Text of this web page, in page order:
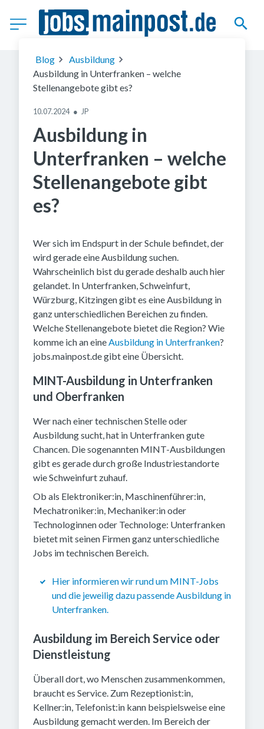
(c) Getty Images
Blog
Ausbildung
Ausbildung in Unterfranken – welche
Stellenangebote gibt es?
10.07.2024 ● JP
Ausbildung in
Unterfranken – welche
Stellenangebote gibt
es?
Wer sich im Endspurt in der Schule befindet, der
wird gerade eine Ausbildung suchen.
Wahrscheinlich bist du gerade deshalb auch hier
gelandet. In Unterfranken, Schweinfurt,
Würzburg, Kitzingen gibt es eine Ausbildung in
ganz unterschiedlichen Bereichen zu finden.
Welche Stellenangebote bietet die Region? Wie
komme ich an eineAusbildung in Unterfranken?
jobs.mainpost.de gibt eine Übersicht.
MINT-Ausbildung in Unterfranken
und Oberfranken
Wer nach einer technischen Stelle oder
Ausbildung sucht, hat in Unterfranken gute
Chancen. Die sogenannten MINT-Ausbildungen
gibt es gerade durch große Industriestandorte
wie Schweinfurt zuhauf.
Ob als Elektroniker:in, Maschinenführer:in,
Mechatroniker:in, Mechaniker:in oder
Technologinnen oder Technologe: Unterfranken
bietet mit seinen Firmen ganz unterschiedliche
Jobs im technischen Bereich.
Hier informieren wir rund um MINT-Jobs
und die jeweilig dazu passende Ausbildung in
Unterfranken.
Ausbildung im Bereich Service oder
Dienstleistung
Überall dort, wo Menschen zusammenkommen,
braucht es Service. Zum Rezeptionist:in,
Kellner:in, Telefonist:in kann beispielsweise eine
Ausbildung gemacht werden. Im Bereich der